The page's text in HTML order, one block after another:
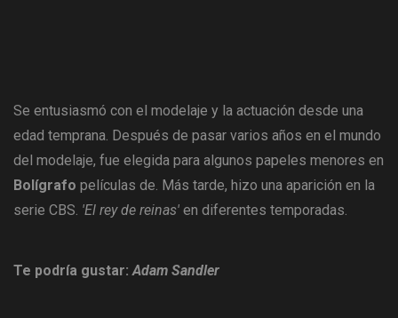
Se entusiasmó con el modelaje y la actuación desde una
edad temprana. Después de pasar varios años en el mundo
del modelaje, fue elegida para algunos papeles menores en
Bolígrafo películas de. Más tarde, hizo una aparición en la
serie CBS. 'El rey de reinas' en diferentes temporadas.
Te podría gustar:Adam Sandler